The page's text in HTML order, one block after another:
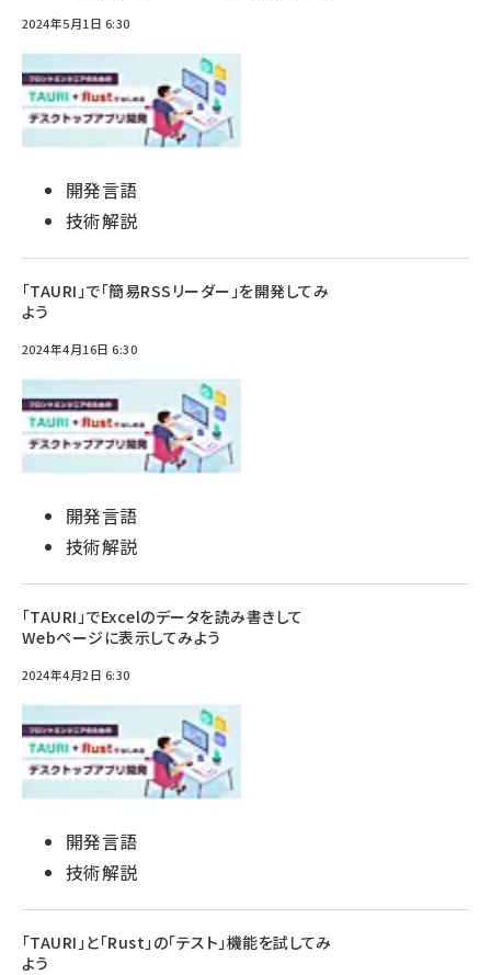
2024年5月1日 6:30
開発言語
技術解説
「TAURI」で「簡易RSSリーダー」を開発してみ
よう
2024年4月16日 6:30
開発言語
技術解説
「TAURI」でExcelのデータを読み書きして
Webページに表示してみよう
2024年4月2日 6:30
開発言語
技術解説
「TAURI」と「Rust」の「テスト」機能を試してみ
よう